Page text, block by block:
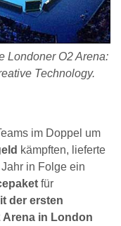
Londoner O2 Arena:
Technology.
im Doppel um
kämpften, lieferte
in Folge ein
für
der ersten
Arena in London